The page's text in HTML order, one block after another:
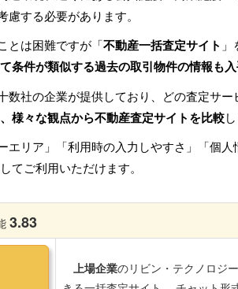
する必要があります。
とは困難ですが「不動産一括査定サイト
条件が類似する過去の取引物件の情報も
数社の企業が提供しており、どの査定サ
様々な観点から不動産査定サイトを比較
リア」「利用時の入力しやすさ」「個
てご利用いただけます。